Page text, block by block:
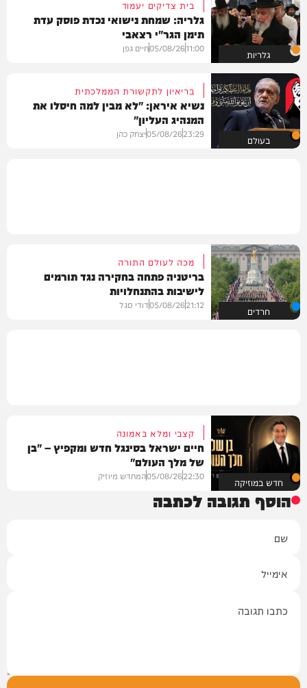
גלריות
בית צדיקים יעמוד
גלריה: שמחת נישואי נכדת פוסק עדת
תימן הגר"י רצאבי
11:00
05/08/26חיים גפן
בעולם
בריאיון לתקשורת הממלכתית
נשיא איראן: "לא מבין למה חיסלו את
המנהיג העליון"
23:29
05/08/26יצחק כהן
חרדים
מכה לעולם התורה
בריטניה פתחה בחקירה נגד תורמים
לישיבות בהתנחלויות
21:12
05/08/26דודי סגל
חדש במוזיקה
קצבי ומלא באמונה
חיים ישראל בסינגל חדש ומקפיץ – "בן
של מלך העולם"
22:30
05/08/26המחדש מיוזיק
הוסף תגובה לכתבה